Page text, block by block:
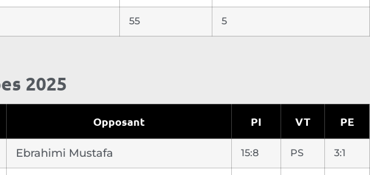
55 5
2025
Opposant PI VT PE
Ebrahimi Mustafa 15:8 PS 3:1